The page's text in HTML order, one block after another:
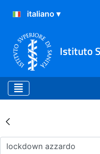
Istituto
Risultati